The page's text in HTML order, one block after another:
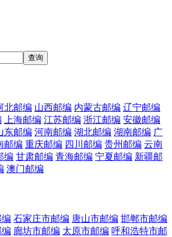
查询
北邮编 山西邮编 内蒙古邮编 辽宁邮编
上海邮编 江苏邮编 浙江邮编 安徽邮编
东邮编 河南邮编 湖北邮编 湖南邮编 广
邮编 重庆邮编 四川邮编 贵州邮编 云南
编 甘肃邮编 青海邮编 宁夏邮编 新疆邮
澳门邮编
石家庄市邮编 唐山市邮编 邯郸市邮编
廊坊市邮编 太原市邮编 呼和浩特市邮